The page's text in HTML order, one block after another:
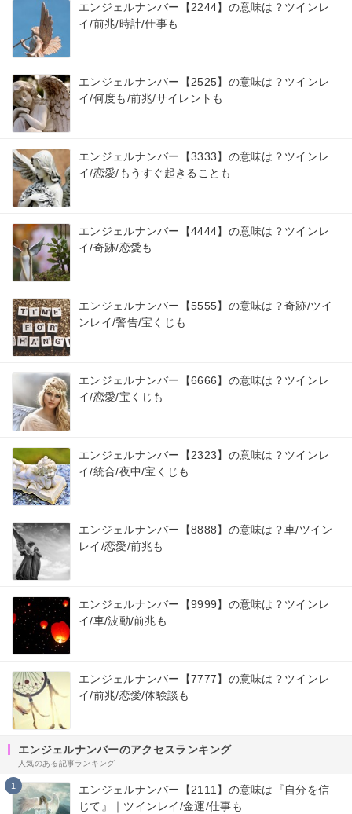
エンジェルナンバー【2244】の意味は？ツインレ
イ/前兆/時計/仕事も
エンジェルナンバー【2525】の意味は？ツインレ
イ/何度も/前兆/サイレントも
エンジェルナンバー【3333】の意味は？ツインレ
イ/恋愛/もうすぐ起きることも
エンジェルナンバー【4444】の意味は？ツインレ
イ/奇跡/恋愛も
エンジェルナンバー【5555】の意味は？奇跡/ツイ
ンレイ/警告/宝くじも
エンジェルナンバー【6666】の意味は？ツインレ
イ/恋愛/宝くじも
エンジェルナンバー【2323】の意味は？ツインレ
イ/統合/夜中/宝くじも
エンジェルナンバー【8888】の意味は？車/ツイン
レイ/恋愛/前兆も
エンジェルナンバー【9999】の意味は？ツインレ
イ/車/波動/前兆も
エンジェルナンバー【7777】の意味は？ツインレ
イ/前兆/恋愛/体験談も
エンジェルナンバーのアクセスランキング
人気のある記事ランキング
1
エンジェルナンバー【2111】の意味は『自分を信
じて』｜ツインレイ/金運/仕事も